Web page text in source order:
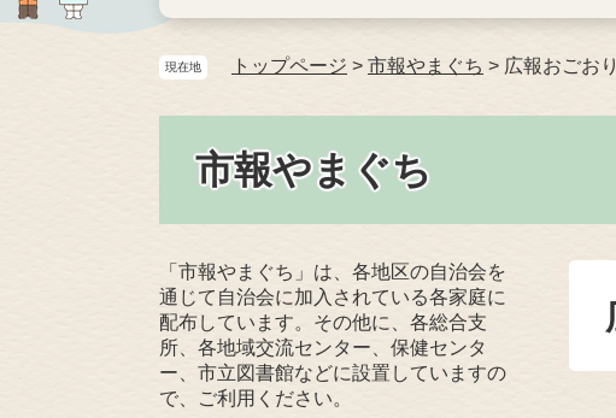
現在地 トップページ > 市報やまぐち > 広報おごお
市報やまぐち
「市報やまぐち」は、各地区の自治会を
通じて自治会に加入されている各家庭に
配布しています。その他に、各総合支
所、各地域交流センター、保健センタ
ー、市立図書館などに設置していますの
で、ご利用ください。